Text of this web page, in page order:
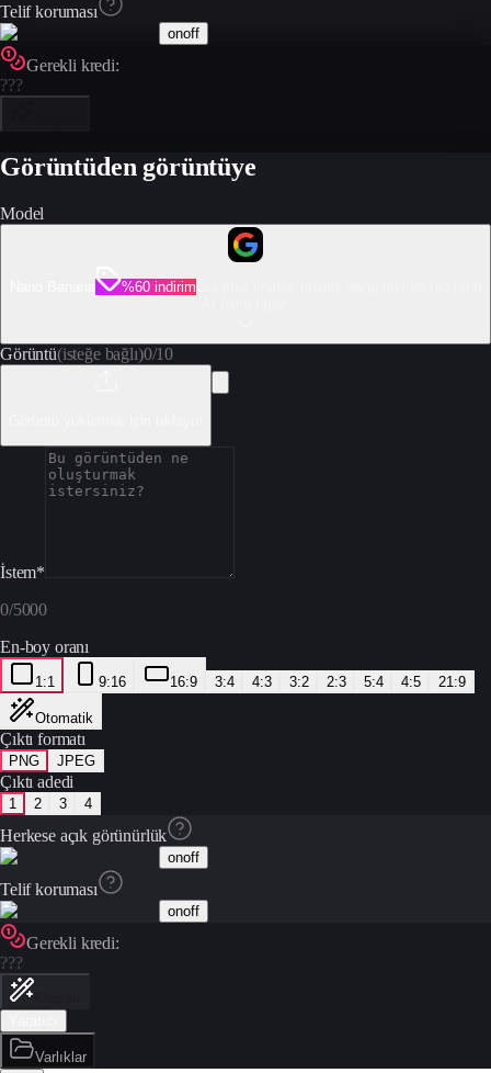
Telif koruması
onoff
Gerekli kredi:
???
Görüntüden görüntüye
Model
%60 indirim
Görüntü(isteğe bağlı)0/10
İstem*
0/5000
En-boy oranı
1:1 9:16 16:9 3:4 4:3 3:2 2:3 5:4 4:5 21:9
Otomatik
Çıktı formatı
PNG JPEG
Çıktı adedi
1 2 3 4
Herkese açık görünürlük
onoff
Telif koruması
onoff
Gerekli kredi:
???
Varlıklar